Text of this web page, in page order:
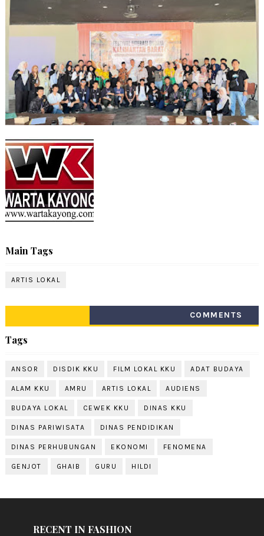
Main Tags
ARTIS LOKAL
COMMENTS
Tags
ANSOR DISDIK KKU FILM LOKAL KKU ADAT BUDAYA
ALAM KKU AMRU ARTIS LOKAL AUDIENS
BUDAYA LOKAL CEWEK KKU DINAS KKU
DINAS PARIWISATA DINAS PENDIDIKAN
DINAS PERHUBUNGAN EKONOMI FENOMENA
GENJOT GHAIB GURU HILDI
RECENT IN FASHION